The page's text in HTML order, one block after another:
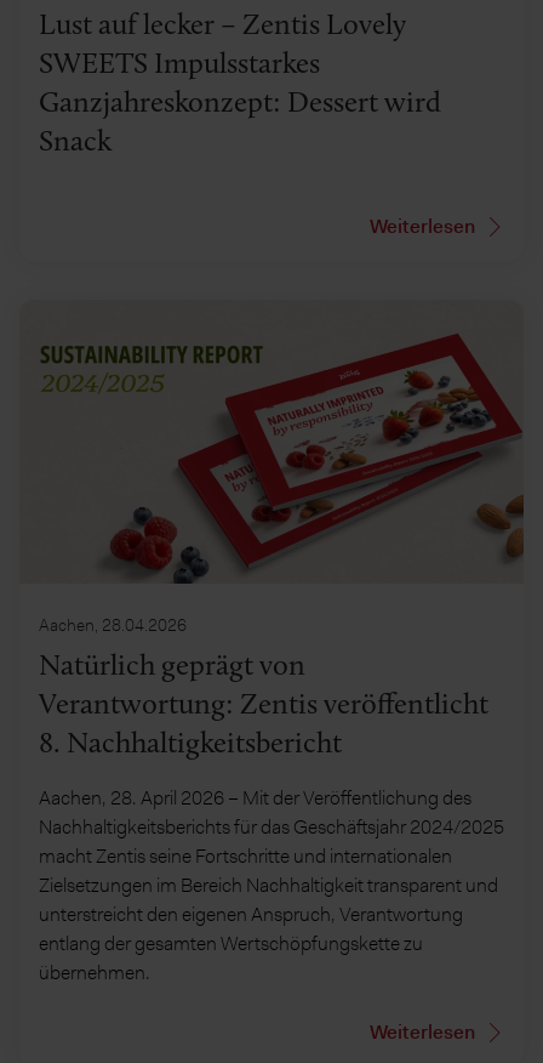
Lust auf lecker – Zentis Lovely
SWEETS Impulsstarkes
Ganzjahreskonzept: Dessert wird
Snack
Weiterlesen
Aachen, 28.04.2026
Natürlich geprägt von
Verantwortung: Zentis veröffentlicht
8. Nachhaltigkeitsbericht
Aachen, 28. April 2026 – Mit der Veröffentlichung des
Nachhaltigkeitsberichts für das Geschäftsjahr 2024/2025
macht Zentis seine Fortschritte und internationalen
Zielsetzungen im Bereich Nachhaltigkeit transparent und
unterstreicht den eigenen Anspruch, Verantwortung
entlang der gesamten Wertschöpfungskette zu
übernehmen.
Weiterlesen